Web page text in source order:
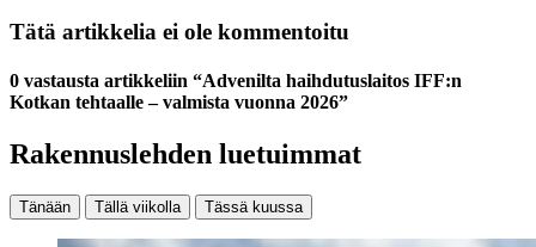
Tätä artikkelia ei ole kommentoitu
0 vastausta artikkeliin “Advenilta haihdutuslaitos IFF:n
Kotkan tehtaalle – valmista vuonna 2026”
Rakennuslehden luetuimmat
Tänään Tällä viikolla Tässä kuussa